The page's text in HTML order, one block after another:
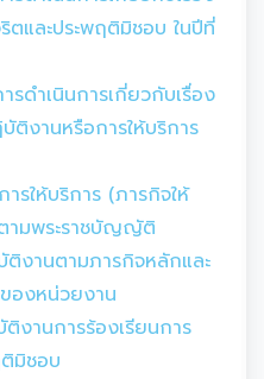
ตและประพฤติมิชอบ ในปีที่
รดำเนินการเกี่ยวกับเรื่อง
ติงานหรือการให้บริการ
รให้บริการ (ภารกิจให้
ตามพระราชบัญญัติ
งานตามภารกิจหลักและ
องหน่วยงาน
งานการร้องเรียนการ
มิชอบ